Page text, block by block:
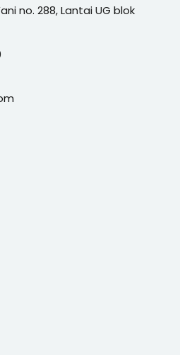
no. 288, Lantai UG blok